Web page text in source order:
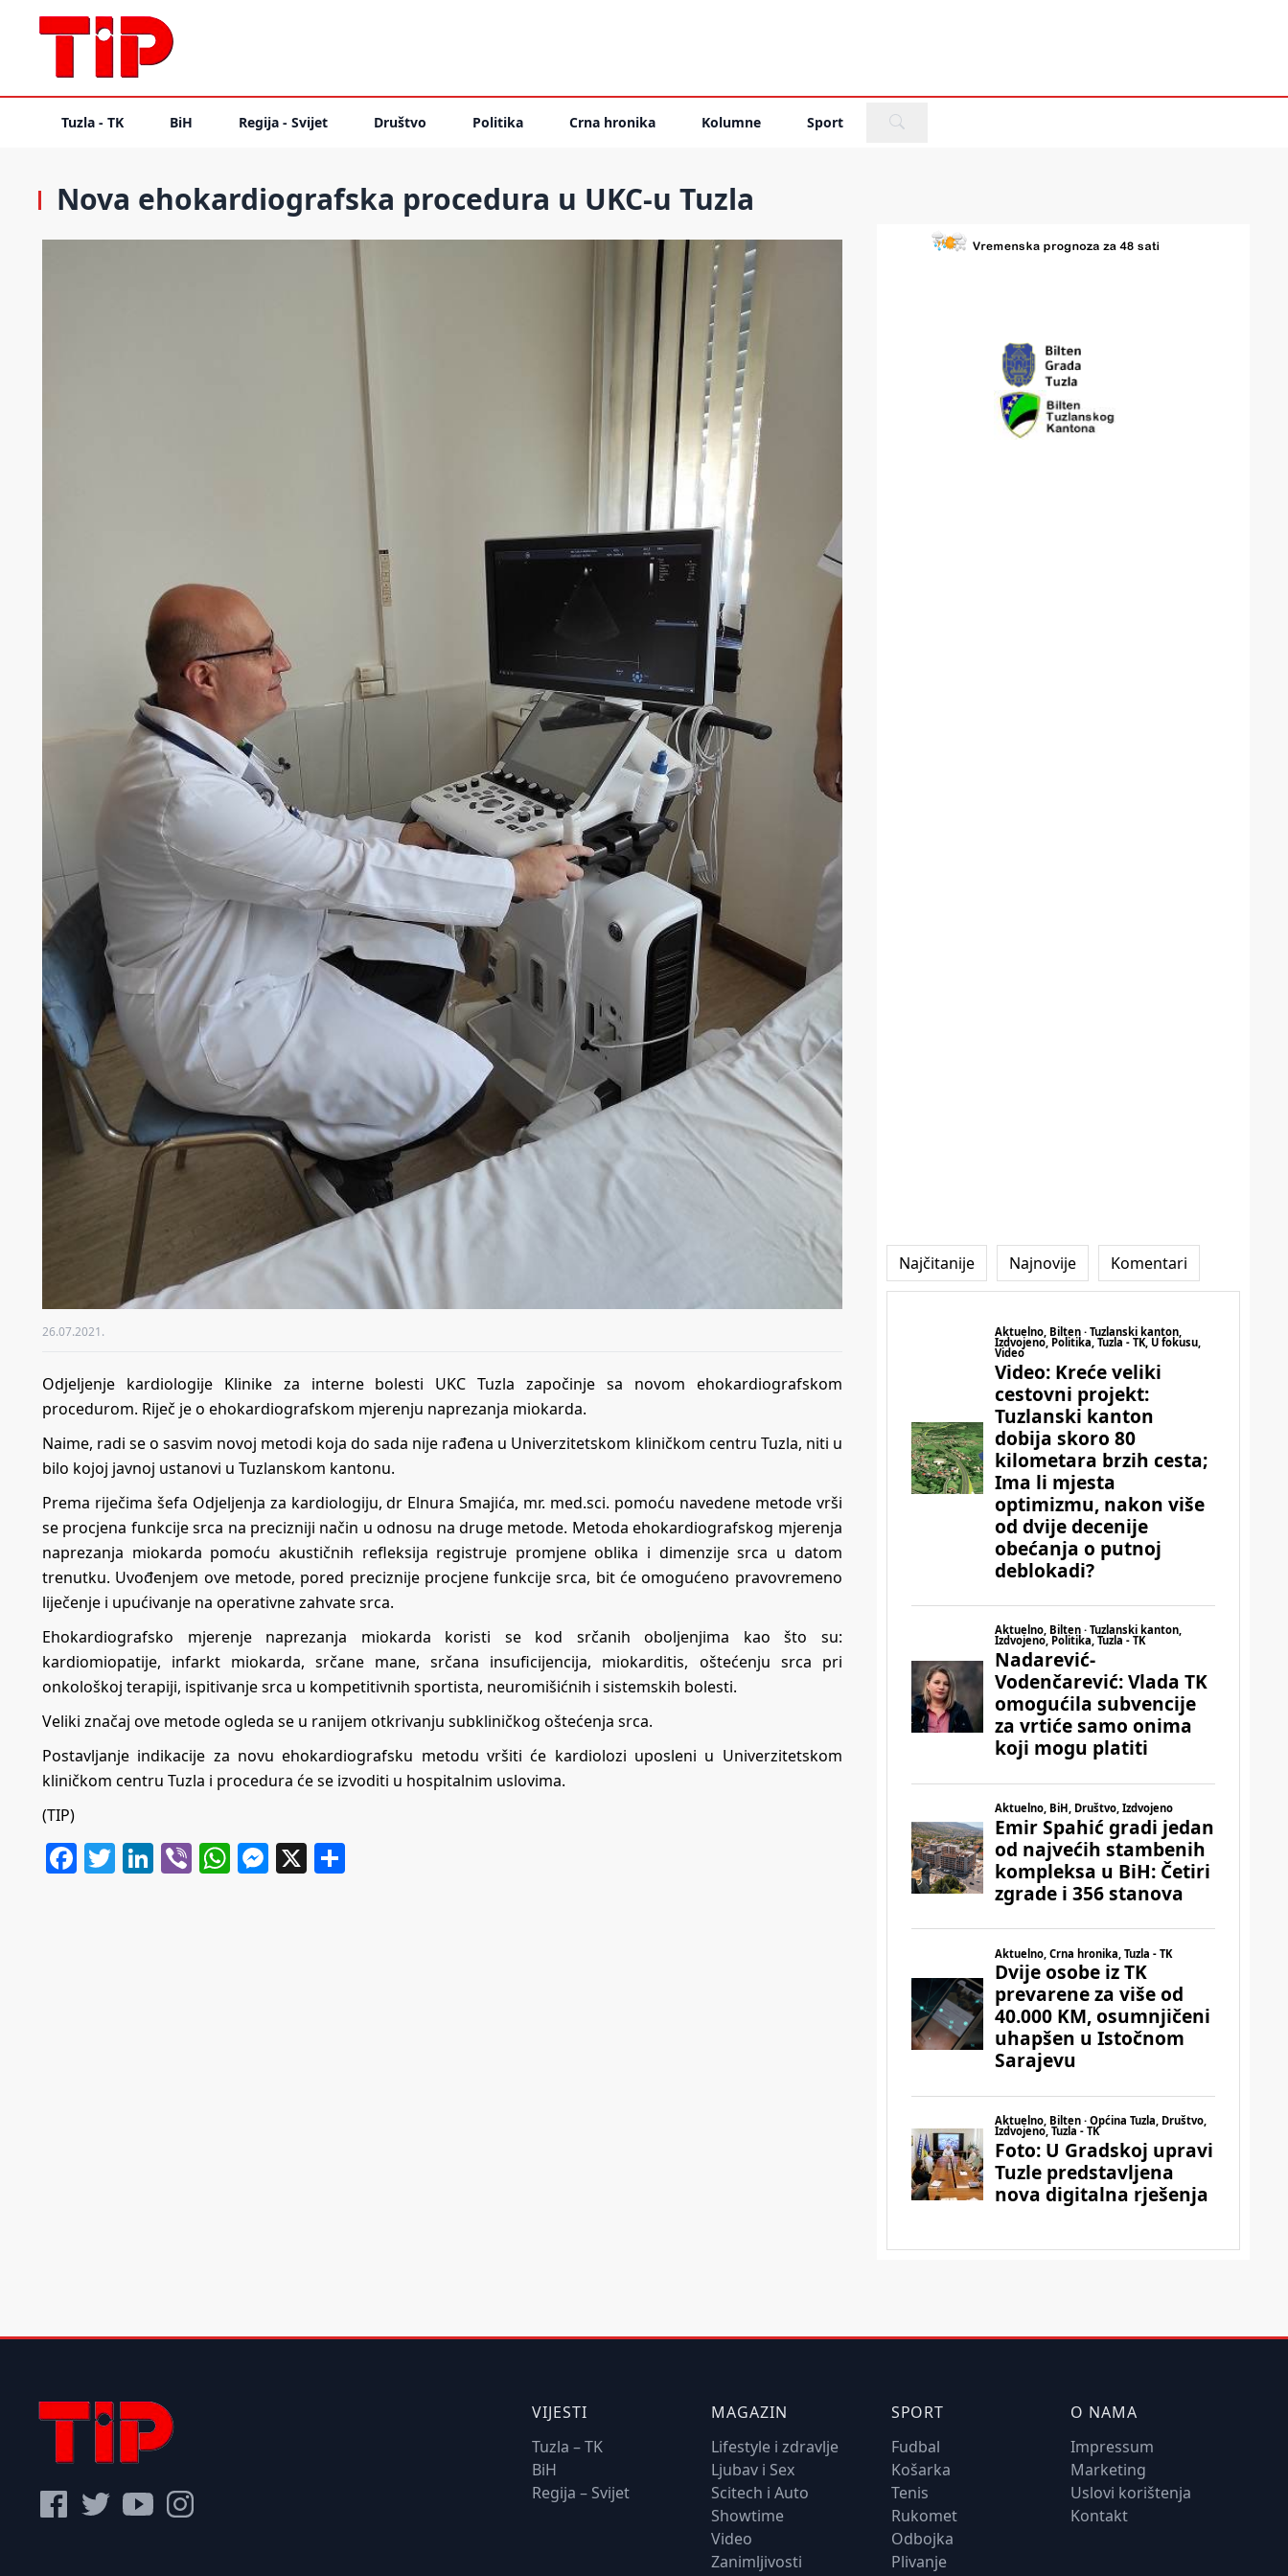
Tuzla - TK BiH Regija - Svijet Društvo Politika Crna hronika Kolumne Sport
Nova ehokardiografska procedura u UKC-u Tuzla
26.07.2021.
Odjeljenje kardiologije Klinike za interne bolesti UKC Tuzla započinje sa novom ehokardiografskom
procedurom. Riječ je o ehokardiografskom mjerenju naprezanja miokarda.
Naime, radi se o sasvim novoj metodi koja do sada nije rađena u Univerzitetskom kliničkom centru Tuzla, niti u
bilo kojoj javnoj ustanovi u Tuzlanskom kantonu.
Prema riječima šefa Odjeljenja za kardiologiju, dr Elnura Smajića, mr. med.sci. pomoću navedene metode vrši
se procjena funkcije srca na precizniji način u odnosu na druge metode. Metoda ehokardiografskog mjerenja
naprezanja miokarda pomoću akustičnih refleksija registruje promjene oblika i dimenzije srca u datom
trenutku. Uvođenjem ove metode, pored preciznije procjene funkcije srca, bit će omogućeno pravovremeno
liječenje i upućivanje na operativne zahvate srca.
Ehokardiografsko mjerenje naprezanja miokarda koristi se kod srčanih oboljenjima kao što su:
kardiomiopatije, infarkt miokarda, srčane mane, srčana insuficijencija, miokarditis, oštećenju srca pri
onkološkoj terapiji, ispitivanje srca u kompetitivnih sportista, neuromišićnih i sistemskih bolesti.
Veliki značaj ove metode ogleda se u ranijem otkrivanju subkliničkog oštećenja srca.
Postavljanje indikacije za novu ehokardiografsku metodu vršiti će kardiolozi uposleni u Univerzitetskom
kliničkom centru Tuzla i procedura će se izvoditi u hospitalnim uslovima.
(TIP)
Facebook
Twitter
LinkedIn
ViberWhatsApp
Messenger
X
Najčitanije Najnovije Komentari
VIJESTI
Tuzla – TK
BiH
Regija – Svijet
MAGAZIN
Lifestyle i zdravlje
Ljubav i Sex
Scitech i Auto
Showtime
Video
Zanimljivosti
SPORT
Fudbal
Košarka
Tenis
Rukomet
Odbojka
Plivanje
O NAMA
Impressum
Marketing
Uslovi korištenja
Kontakt